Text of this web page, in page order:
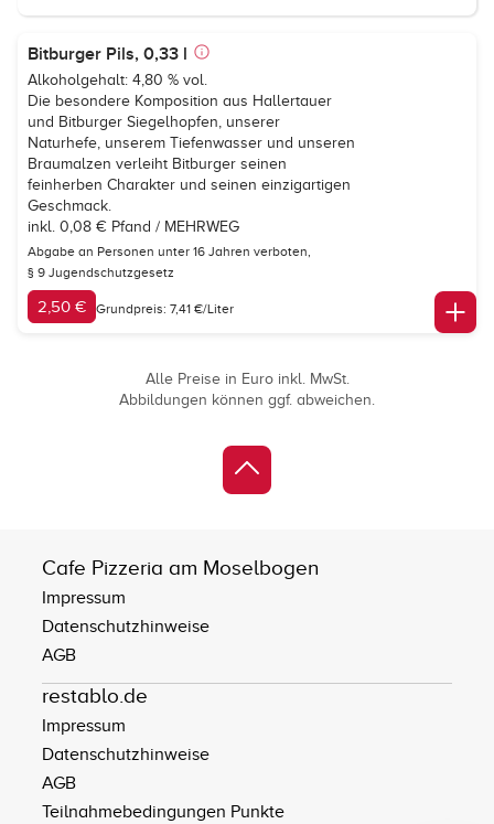
Bitburger Pils, 0,33 l
Alkoholgehalt: 4,80 % vol.
Die besondere Komposition aus Hallertauer
und Bitburger Siegelhopfen, unserer
Naturhefe, unserem Tiefenwasser und unseren
Braumalzen verleiht Bitburger seinen
feinherben Charakter und seinen einzigartigen
Geschmack.
inkl. 0,08 € Pfand / MEHRWEG
Abgabe an Personen unter 16 Jahren verboten,
§ 9 Jugendschutzgesetz
2,50 € Grundpreis: 7,41 €/Liter
Alle Preise in Euro inkl. MwSt.
Abbildungen können ggf. abweichen.
Cafe Pizzeria am Moselbogen
Impressum
Datenschutzhinweise
AGB
restablo.de
Impressum
Datenschutzhinweise
AGB
Teilnahmebedingungen Punkte